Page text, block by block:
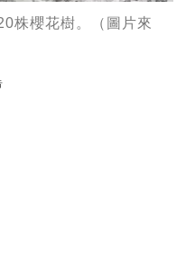
株櫻花樹。（圖片來